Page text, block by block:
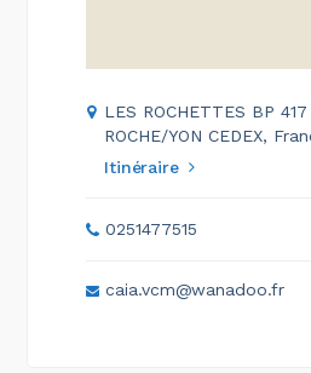
LES ROCHETTES BP
ROCHE/YON CEDEX,
Itinéraire
0251477515
caia.vcm@wanadoo.fr